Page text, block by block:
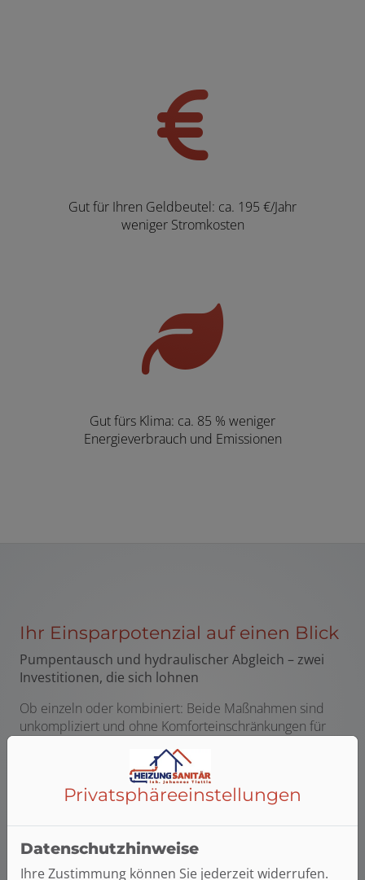
Gut für Ihren Geldbeutel: ca. 195 €/Jahr
weniger Stromkosten
Gut fürs Klima: ca. 85 % weniger
Energieverbrauch und Emissionen
Ihr Einsparpotenzial auf einen Blick
Pumpentausch und hydraulischer Abgleich – zwei
Investitionen, die sich lohnen
Ob einzeln oder kombiniert: Beide Maßnahmen sind
unkompliziert und ohne Komforteinschränkungen für
dank der großen Energieeinsparungen in kurzer Zeit.
Die Zahlen sind beeindruckend.
Privatsphäre­einstellungen
Datenschutzhinweise
Ihre Zustimmung können Sie jederzeit widerrufen.